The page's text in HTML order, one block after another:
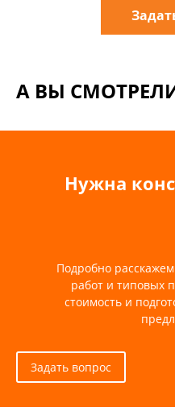
А ВЫ
Нужна
Подробно
работ и типовых
стоимость и
Задать вопрос